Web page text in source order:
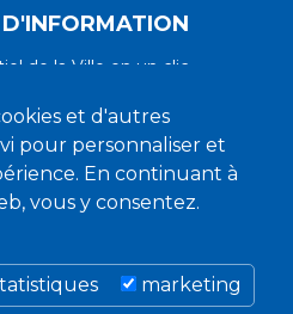
et d'autres
pour personnaliser et
En continuant à
vous y consentez.
marketing
de la Ville en un clic
!
COOKIES CONFIDENTIALITÉ CONTACT